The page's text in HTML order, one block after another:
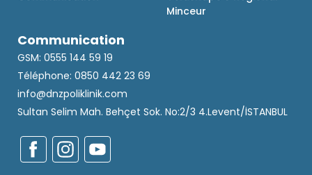
Minceur
Communication
GSM: 0555 144 59 19
Téléphone: 0850 442 23 69
info@dnzpoliklinik.com
Sultan Selim Mah. Behçet Sok. No:2/3 4.Levent/İSTANBUL